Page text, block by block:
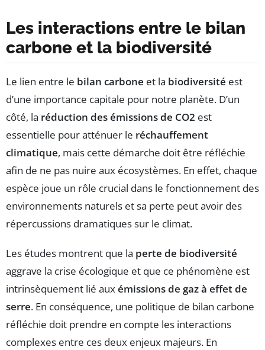
Les interactions entre le bilan
carbone et la biodiversité
Le lien entre le bilan carbone et la biodiversité est
d’une importance capitale pour notre planète. D’un
côté, la réduction des émissions de CO2 est
essentielle pour atténuer le réchauffement
climatique, mais cette démarche doit être réfléchie
afin de ne pas nuire aux écosystèmes. En effet, chaque
espèce joue un rôle crucial dans le fonctionnement des
environnements naturels et sa perte peut avoir des
répercussions dramatiques sur le climat.
Les études montrent que la perte de biodiversité
aggrave la crise écologique et que ce phénomène est
intrinsèquement lié auxémissions de gaz à effet de
serre. En conséquence, une politique de bilan carbone
réfléchie doit prendre en compte les interactions
complexes entre ces deux enjeux majeurs. En